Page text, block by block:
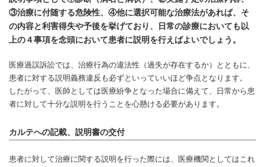
③治療に付随する危険性、④他に選択可能な治療法があれば、そ
の内容と利害得失や予後を挙げており、日常の診療においても以
上の４事項を念頭において患者に説明を行えばよいでしょう。
医療過誤訴訟では、治療行為の違法性（過失が存在するか）とともに、
患者に対する説明義務違反も必ずといっていいほど争点となります。
したがって、医師としては医療紛争となった場合に備えて、日常から患
者に対して十分な説明を行うことを心懸ける必要があります。
カルテへの記載、説明書の交付
患者に対して治療に関する説明を行った際には、医療機関としてはこれ